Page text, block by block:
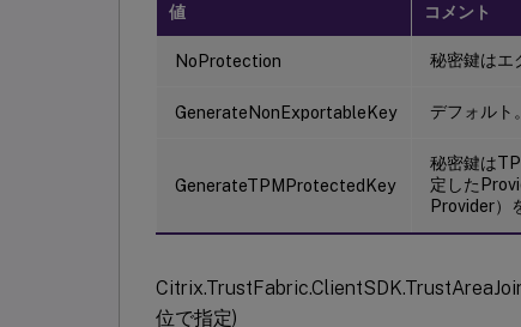
値 コメント
NoProtection 秘密鍵はエ
GenerateNonExportableKey デフォルト
GenerateTPMProtectedKey
秘密鍵は
定した
Provider）
位で指定)